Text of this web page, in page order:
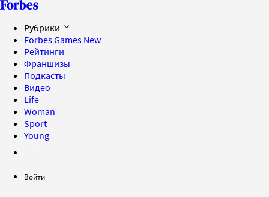
Рубрики
Forbes Games New
Рейтинги
Франшизы
Подкасты
Видео
Life
Woman
Sport
Young
Войти